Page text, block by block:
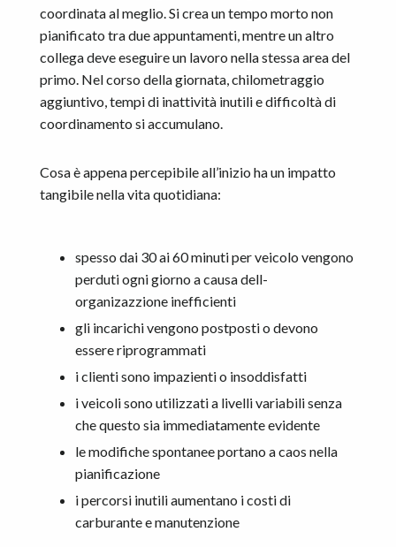
coordinata al meglio. Si crea un tempo morto non
pianificato tra due appuntamenti, mentre un altro
collega deve eseguire un lavoro nella stessa area del
primo. Nel corso della giornata, chilometraggio
aggiuntivo, tempi di inattività inutili e difficoltà di
coordinamento si accumulano.
Cosa è appena percepibile all’inizio ha un impatto
tangibile nella vita quotidiana:
spesso dai 30 ai 60 minuti per veicolo vengono
perduti ogni giorno a causa dell-
organizazzione inefficienti
gli incarichi vengono postposti o devono
essere riprogrammati
i clienti sono impazienti o insoddisfatti
i veicoli sono utilizzati a livelli variabili senza
che questo sia immediatamente evidente
le modifiche spontanee portano a caos nella
pianificazione
i percorsi inutili aumentano i costi di
carburante e manutenzione